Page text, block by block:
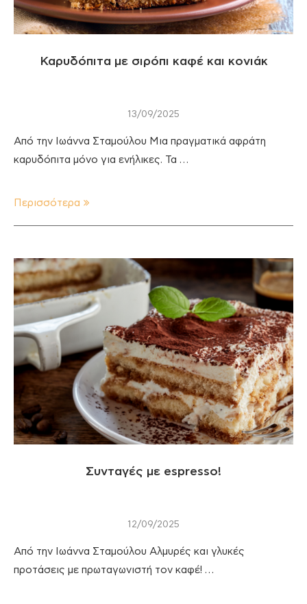
Καρυδόπιτα με σιρόπι καφέ και κονιάκ
13/09/2025
Από την Ιωάννα Σταμούλου Μια πραγματικά αφράτη
καρυδόπιτα μόνο για ενήλικες. Τα …
Περισσότερα
Συνταγές με espresso!
12/09/2025
Από την Ιωάννα Σταμούλου Αλμυρές και γλυκές
προτάσεις με πρωταγωνιστή τον καφέ! …